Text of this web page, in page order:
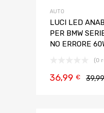
AUTO
LUCI LED
PER BMW
NO ERRORE
(0
36,99 €